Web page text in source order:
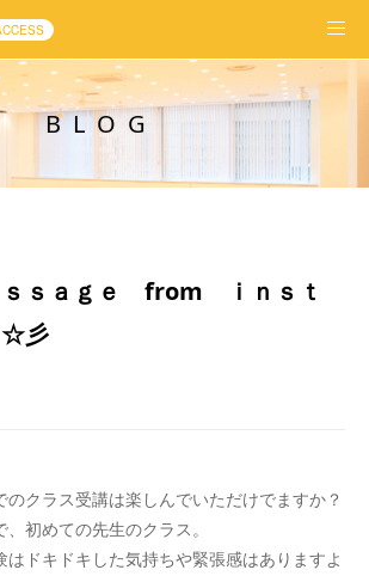
BLOG
ｓｓａｇｅ from ｉｎｓｔ
☆彡
クラス受講は楽しんでいただけでますか？
初めての先生のクラス。
はドキドキした気持ちや緊張感はありますよ